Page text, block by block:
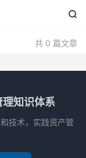

共 0 篇文章
知识体系
技术，实践资产管